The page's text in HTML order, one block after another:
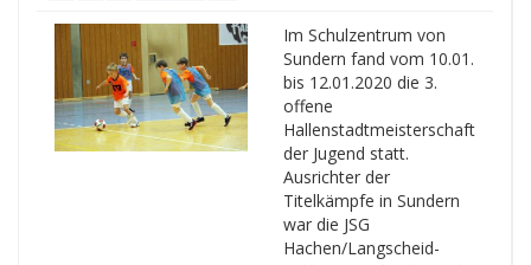
Im Schulzentrum von
Sundern fand vom 10.01.
bis 12.01.2020 die 3.
offene
Hallenstadtmeisterschaft
der Jugend statt.
Ausrichter der
Titelkämpfe in Sundern
war die JSG
Hachen/Langscheid-